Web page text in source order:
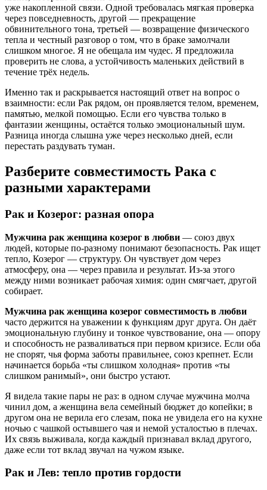
уже накопленной связи. Одной требовалась мягкая проверка
через повседневность, другой — прекращение
обвинительного тона, третьей — возвращение физического
тепла и честный разговор о том, что в браке замолчали
слишком многое. Я не обещала им чудес. Я предложила
проверить не слова, а устойчивость маленьких действий в
течение трёх недель.
Именно так и раскрывается настоящий ответ на вопрос о
взаимности: если Рак рядом, он проявляется телом, временем,
памятью, мелкой помощью. Если его чувства только в
фантазии женщины, остаётся только эмоциональный шум.
Разница иногда слышна уже через несколько дней, если
перестать раздувать туман.
Разберите совместимость Рака с
разными характерами
Рак и Козерог: разная опора
Мужчина рак женщина козерог в любви — союз двух
людей, которые по-разному понимают безопасность. Рак ищет
тепло, Козерог — структуру. Он чувствует дом через
атмосферу, она — через правила и результат. Из-за этого
между ними возникает рабочая химия: один смягчает, другой
собирает.
Мужчина рак женщина козерог совместимость в любви
часто держится на уважении к функциям друг друга. Он даёт
эмоциональную глубину и тонкое чувствование, она — опору
и способность не разваливаться при первом кризисе. Если оба
не спорят, чья форма заботы правильнее, союз крепнет. Если
начинается борьба «ты слишком холодная» против «ты
слишком ранимый», они быстро устают.
Я видела такие пары не раз: в одном случае мужчина молча
чинил дом, а женщина вела семейный бюджет до копейки; в
другом она не верила его слезам, пока не увидела его на кухне
ночью с чашкой остывшего чая и немой усталостью в плечах.
Их связь выживала, когда каждый признавал вклад другого,
даже если тот вклад звучал на чужом языке.
Рак и Лев: тепло против гордости